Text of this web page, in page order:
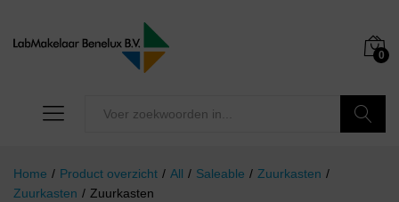
0
Home / Product overzicht / All / Saleable / Zuurkasten /
Zuurkasten / Zuurkasten